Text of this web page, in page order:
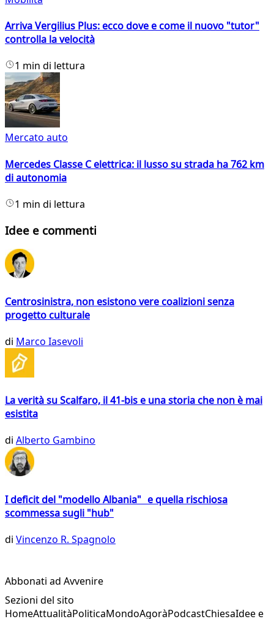
Arriva Vergilius Plus: ecco dove e come il nuovo "tutor"
controlla la velocità
1 min di lettura
Mercato auto
Mercedes Classe C elettrica: il lusso su strada ha 762 km
di autonomia
1 min di lettura
Idee e commenti
Centrosinistra, non esistono vere coalizioni senza
progetto culturale
di Marco Iasevoli
La verità su Scalfaro, il 41-bis e una storia che non è mai
esistita
di Alberto Gambino
I deficit del "modello Albania" e quella rischiosa
scommessa sugli "hub"
di Vincenzo R. Spagnolo
Abbonati ad Avvenire
Sezioni del sito
HomeAttualitàPoliticaMondoAgoràPodcastChiesaIdee e